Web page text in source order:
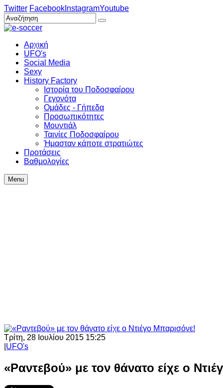
Twitter Facebook InstagramYoutube
Αρχική
UFO's
Social Media
Sexy
History Factory
Ιστορία του Ποδοσφαίρου
Γεγονότα
Ομάδες - Γήπεδα
Προσωπικότητες
Μουντιάλ
Ταινίες Ποδοσφαίρου
Ήμασταν κάποτε στρατιώτες
Προτάσεις
Βαθμολογίες
Menu
Τρίτη, 28 Ιουλίου 2015 15:25
UFO's
«Ραντεβού» με τον θάνατο είχε ο